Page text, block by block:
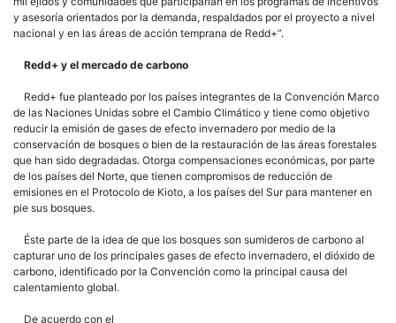
De acuerdo con el
documento Redd+ y los territorios indígenas y campesinos, del Centro de
de la economía verde y pretende financiar la captura de carbono que
captura de carbono.
A partir de que se determinó en el Protocolo de Kioto el límite sobre la
cantidad de gases contaminantes que pueden ser emitidos a la atmósfera,
a los países industrializados se les permite financiar proyectos de captura
o reducción de estos gases en países en vías de desarrollo.
De este modo, las empresas que “necesiten” aumentar las emisiones por
“derecho” a emitir una cantidad determinada de residuos. Con esto, el
comprador paga por contaminar mientras que el vendedor se ve
compensado al evitar la deforestación, la degradación y la tala.
Universidad Nacional Autónoma de México, asegura que el programa